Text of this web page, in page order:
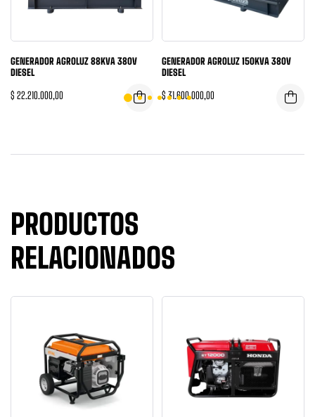
GENERADOR AGROLUZ 88KVA 380V
DIESEL
$ 22.210.000,00
GENERADOR AGROLUZ 150KVA 380V
DIESEL
$31.600.000,00
PRODUCTOS
RELACIONADOS